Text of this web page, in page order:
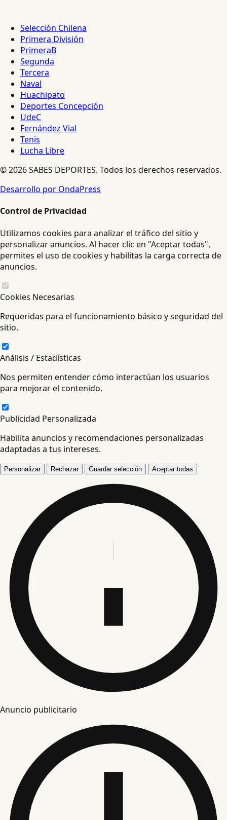
Selección Chilena
Primera División
PrimeraB
Segunda
Tercera
Naval
Huachipato
Deportes Concepción
UdeC
Fernández Vial
Tenis
Lucha Libre
© 2026 SABES DEPORTES. Todos los derechos reservados.
Desarrollo por OndaPress
Control de Privacidad
Utilizamos cookies para analizar el tráfico del sitio y
personalizar anuncios. Al hacer clic en "Aceptar todas",
permites el uso de cookies y habilitas la carga correcta de
anuncios.
Cookies Necesarias
Requeridas para el funcionamiento básico y seguridad del
sitio.
Análisis / Estadísticas
Nos permiten entender cómo interactúan los usuarios
para mejorar el contenido.
Publicidad Personalizada
Habilita anuncios y recomendaciones personalizadas
adaptadas a tus intereses.
Personalizar Rechazar Guardar selección Aceptar todas
Anuncio publicitario